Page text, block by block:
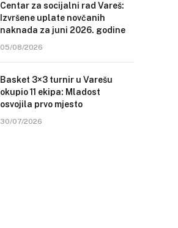
Centar za socijalni rad Vareš:
Izvršene uplate novčanih
naknada za juni 2026. godine
05/08/2026
Basket 3×3 turnir u Varešu
okupio 11 ekipa: Mladost
osvojila prvo mjesto
30/07/2026